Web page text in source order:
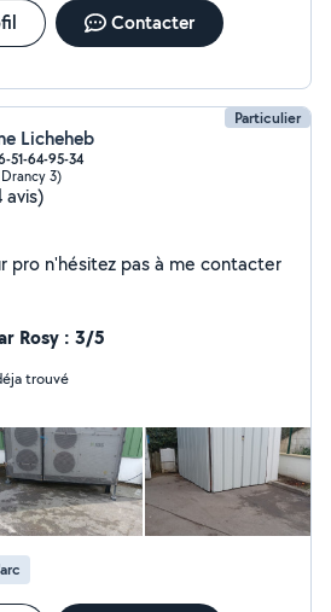
Contacter
Particulier
Licheheb
51-64-95-34
3)
avis)
pro n'hésitez pas à me contacter
Rosy : 3/5
trouvé